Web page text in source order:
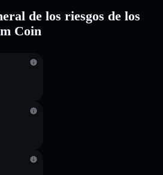
de los riesgos de los
Coin